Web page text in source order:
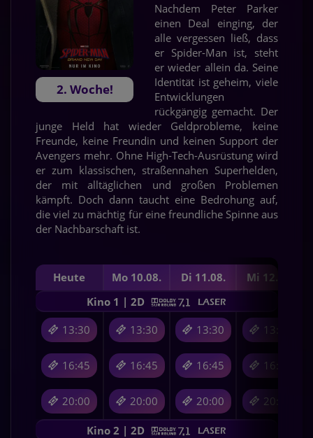
2. Woche!
Nachdem Peter Parker
einen Deal einging, der
alle vergessen ließ, dass
er Spider-Man ist, steht
er wieder allein da. Seine
Identität ist geheim, viele
Entwicklungen
rückgängig gemacht. Der
junge Held hat wieder Geldprobleme, keine
Freunde, keine Freundin und keinen Support der
Avengers mehr. Ohne High-Tech-Ausrüstung wird
er zum klassischen, straßennahen Superhelden,
der mit alltäglichen und großen Problemen
kämpft. Doch dann taucht eine Bedrohung auf,
die viel zu mächtig für eine freundliche Spinne aus
der Nachbarschaft ist.
Heute Mo 10.08. Di 11.08. Mi 12.08.
13:30 13:30 13:30 13:30
16:45 16:45 16:45 16:45
20:00 20:00 20:00 20:00
Kino 1 | 2D
Kino 2 | 2D